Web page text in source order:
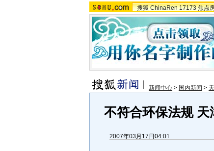
搜狐 ChinaRen 17173 焦点
新闻中心 > 国内新闻 >
不符合环保法规 天
2007年03月17日04:01